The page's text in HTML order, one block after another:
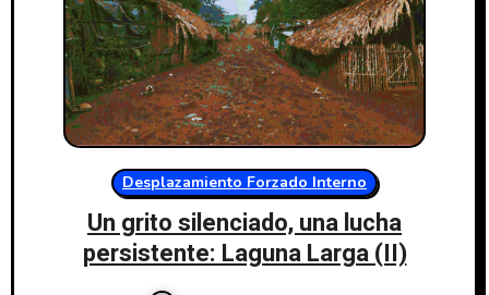
Desplazamiento Forzado Interno
Un grito silenciado, una lucha
persistente: Laguna Larga (II)